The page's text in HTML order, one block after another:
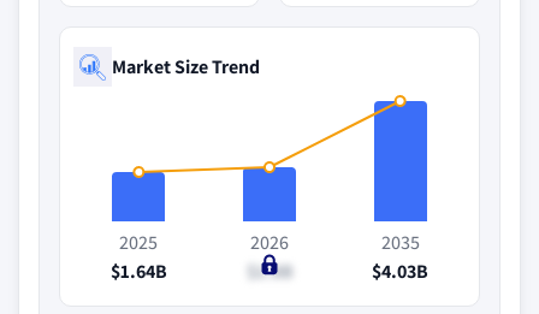
Market Size Trend
2025
$1.64B
2026
$1.8B
2035
$4.03B